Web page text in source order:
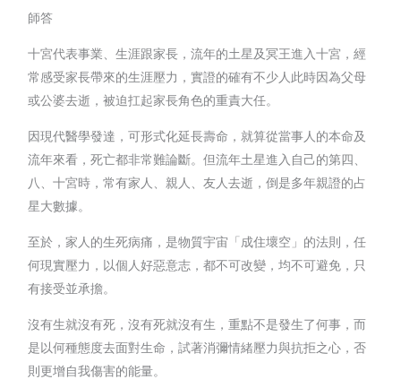
師答
十宮代表事業、生涯跟家長，流年的土星及冥王進入十宮，經
常感受家長帶來的生涯壓力，實證的確有不少人此時因為父母
或公婆去逝，被迫扛起家長角色的重責大任。
因現代醫學發達，可形式化延長壽命，就算從當事人的本命及
流年來看，死亡都非常難論斷。但流年土星進入自己的第四、
八、十宮時，常有家人、親人、友人去逝，倒是多年親證的占
星大數據。
至於，家人的生死病痛，是物質宇宙「成住壞空」的法則，任
何現實壓力，以個人好惡意志，都不可改變，均不可避免，只
有接受並承擔。
沒有生就沒有死，沒有死就沒有生，重點不是發生了何事，而
是以何種態度去面對生命，試著消彌情緒壓力與抗拒之心，否
則更增自我傷害的能量。